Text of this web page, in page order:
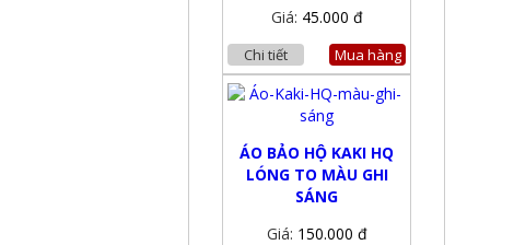
Giá: 45.000 đ
Chi tiết Mua hàng
ÁO BẢO HỘ KAKI HQ
LÓNG TO MÀU GHI
SÁNG
Giá: 150.000 đ